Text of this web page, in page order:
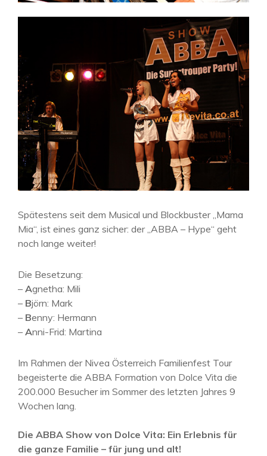
Spätestens seit dem Musical und Blockbuster „Mama
Mia“, ist eines ganz sicher: der „ABBA – Hype“ geht
noch lange weiter!
Die Besetzung:
– Agnetha: Mili
– Björn: Mark
– Benny: Hermann
– Anni-Frid: Martina
Im Rahmen der Nivea Österreich Familienfest Tour
begeisterte die ABBA Formation von Dolce Vita die
200.000 Besucher im Sommer des letzten Jahres 9
Wochen lang.
Die ABBA Show von Dolce Vita: Ein Erlebnis für
die ganze Familie – für jung und alt!